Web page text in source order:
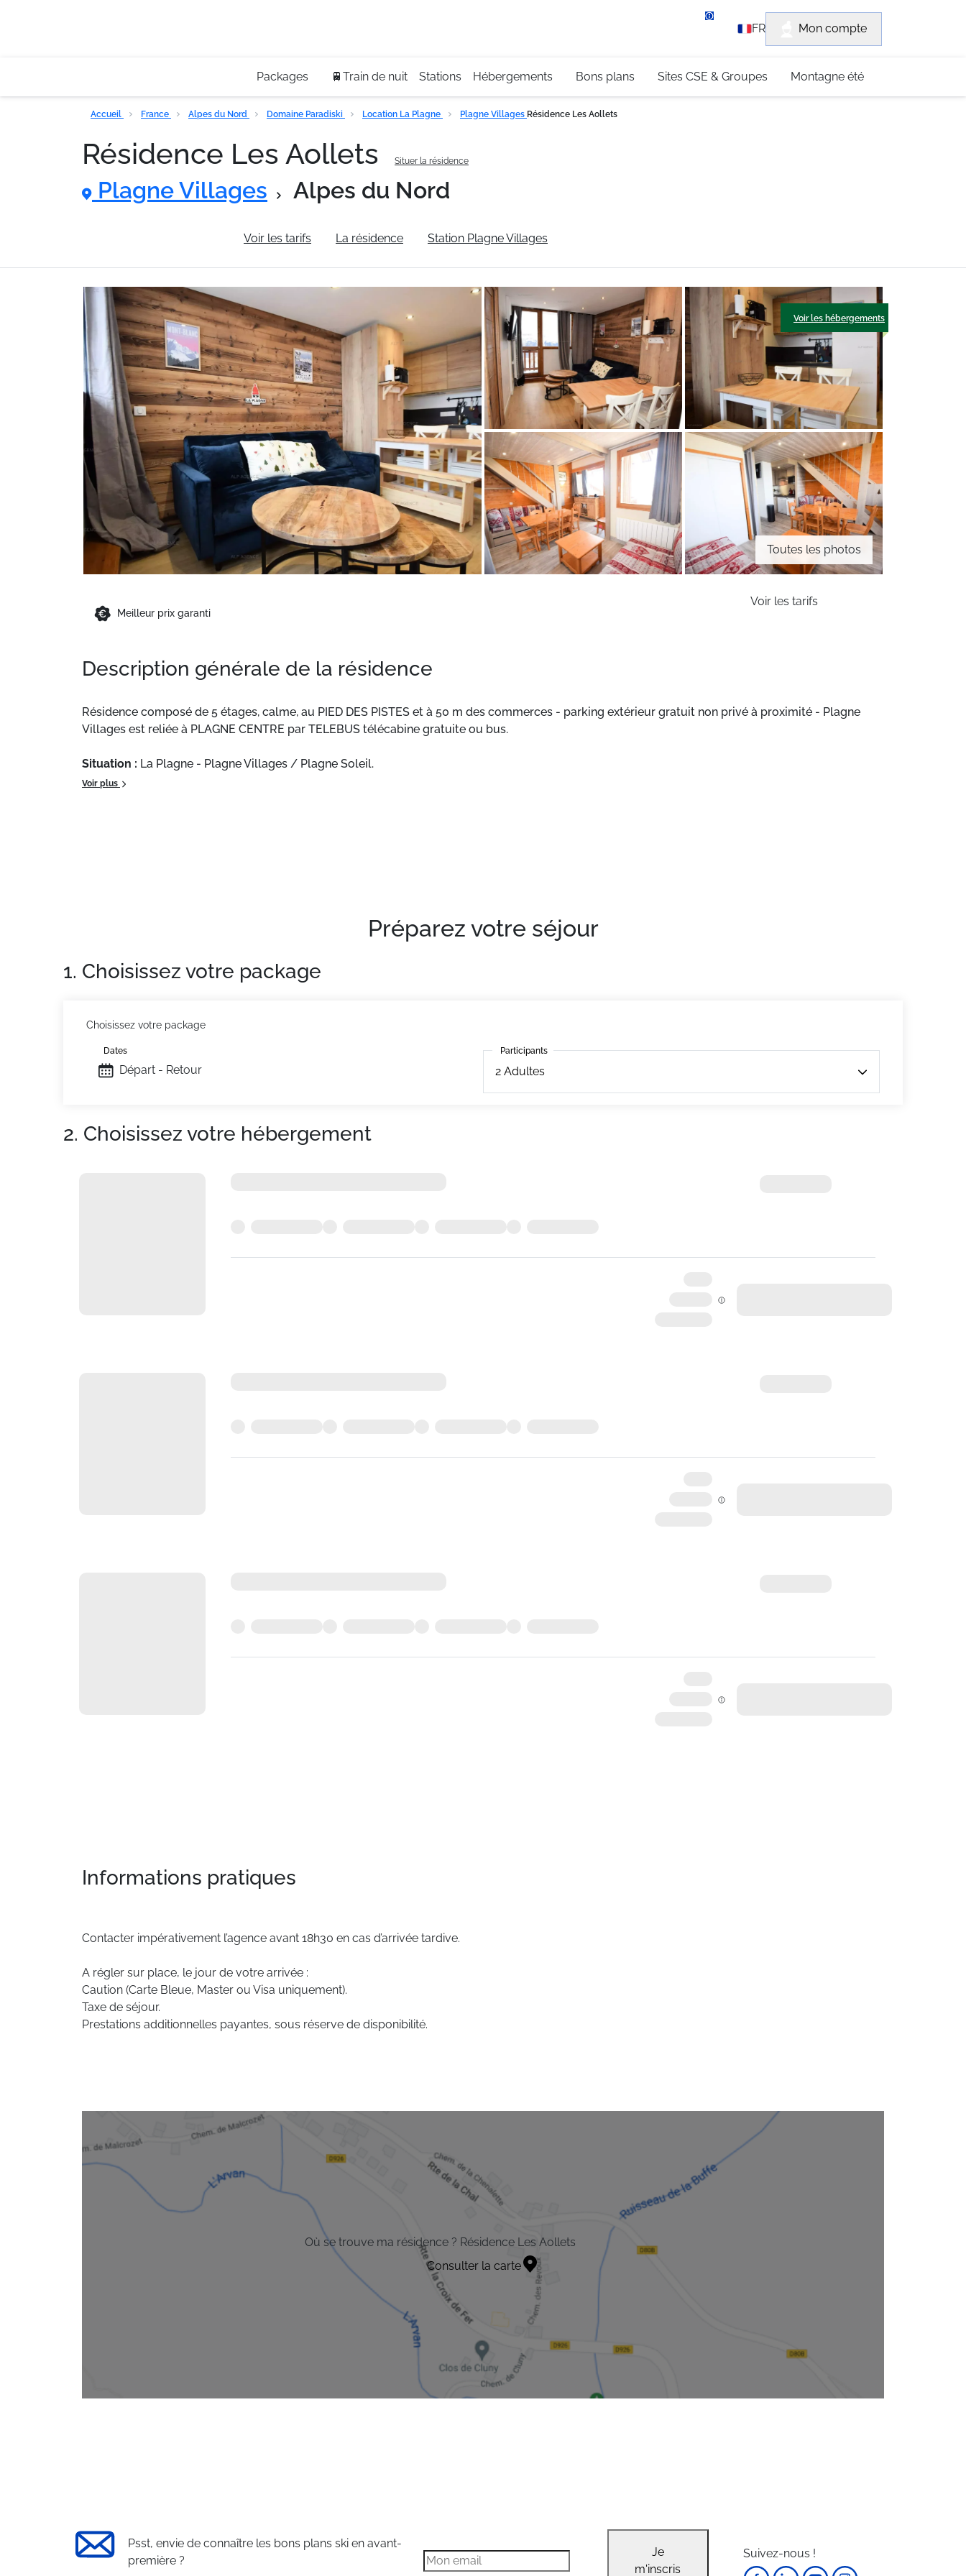
+33 (0)4 79 96 30 69
FR Mon compte
Packages 🚆Train de nuit Stations Hébergements Bons plans Sites CSE & Groupes Montagne été
Accueil France Alpes du Nord Domaine Paradiski Location La Plagne Plagne Villages Résidence Les Aollets
Résidence Les Aollets Situer la résidence
Plagne Villages Alpes du Nord
Voir les tarifs La résidence Station Plagne Villages
Toutes les photos
Voir les hébergements
Meilleur prix garanti
Voir les tarifs
Description générale de la résidence
Résidence composé de 5 étages, calme, au PIED DES PISTES et à 50 m des commerces - parking extérieur gratuit non privé à proximité - Plagne
Villages est reliée à PLAGNE CENTRE par TELEBUS télécabine gratuite ou bus.
Situation : La Plagne - Plagne Villages / Plagne Soleil.
Appartement :
Voir plus
Préparez votre séjour
1. Choisissez votre package
Choisissez votre package
Départ - Retour
Dates Participants
2 Adultes
Participants
2. Choisissez votre hébergement
Informations pratiques
Contacter impérativement l’agence avant 18h30 en cas d’arrivée tardive.
A régler sur place, le jour de votre arrivée :
Caution (Carte Bleue, Master ou Visa uniquement).
Taxe de séjour.
Prestations additionnelles payantes, sous réserve de disponibilité.
Où se trouve ma résidence ? Résidence Les Aollets
Consulter la carte
Psst, envie de connaître les bons plans ski en avant-
première ?
Je
m'inscris
Suivez-nous !